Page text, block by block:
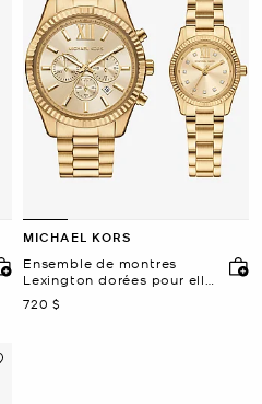
MICHAEL KORS
Ensemble de montres
Lexington dorées pour elle
et lui
maintenant
720 $